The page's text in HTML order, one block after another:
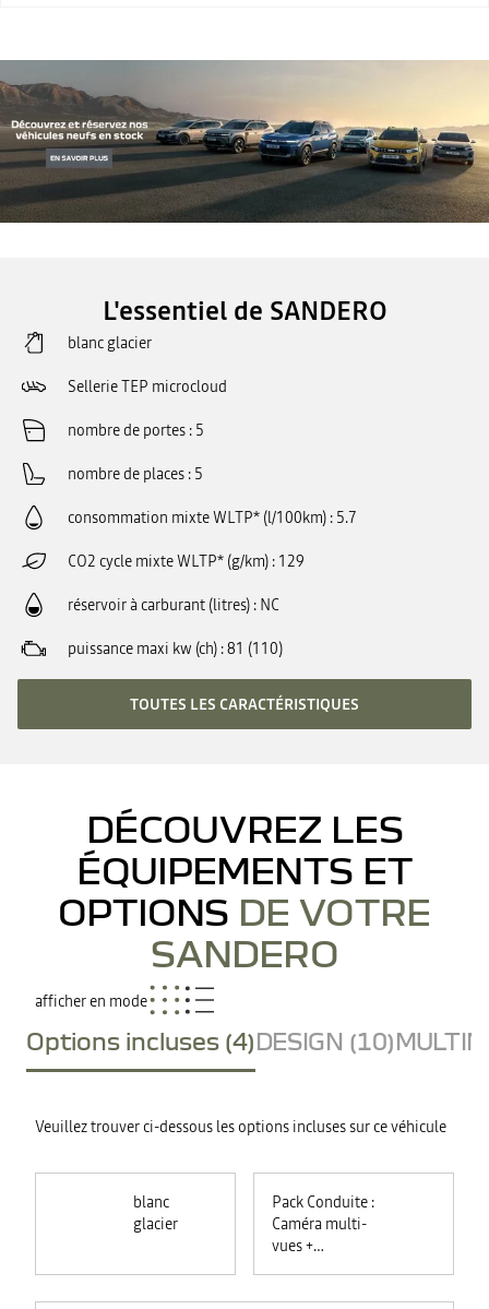
L'essentiel de SANDERO
blanc glacier
Sellerie TEP microcloud
nombre de portes 5
nombre de places 5
consommation mixte WLTP* (l/100km) 5.7
CO2 cycle mixte WLTP* (g/km) 129
réservoir à carburant (litres) NC
puissance maxi kw (ch) 81 (110)
TOUTES LES CARACTÉRISTIQUES
DÉCOUVREZ LES
ÉQUIPEMENTS ET
OPTIONS DE VOTRE
SANDERO
afficher en mode
Options incluses (4)DESIGN (10)
Veuillez trouver ci-dessous les options incluses sur ce véhicule
blanc
glacier
Pack Conduite :
Caméra multi-
vues +